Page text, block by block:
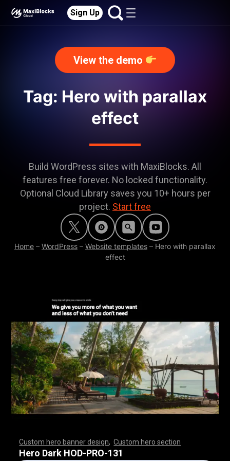
Sign Up
View the demo
Tag: Hero with parallax
effect
Build WordPress sites with MaxiBlocks. All
features free forever. No locked functionality.
Optional Cloud Library saves you 10+ hours per
project. Start free
Home – WordPress – Website templates – Hero with parallax
effect
Custom hero banner design ,Custom hero section
,,,,,,,,,,,,,,,,,,,,,,,,,,,,,, ,,,,,,,,,,,,,,,,,,,,,,,
,,,,,,,,,,,,,,,,,,,,,,,,,,,,,, ,,,,,,,,,,,,,,,,,,,,,,
Hero Dark HOD-PRO-131